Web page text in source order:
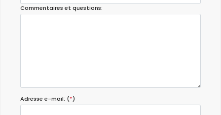
Commentaires et questions:
Adresse e-mail: (*)